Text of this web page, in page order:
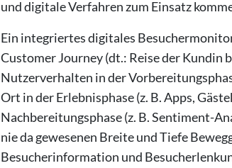
und digitale Verfahren zum Einsatz
Ein integriertes digitales
Customer Journey (dt.: Reise der Kundin
Nutzerverhalten in der
Ort in der Erlebnisphase (z. B. Apps,
Nachbereitungsphase (z. B. Sentiment-
nie da gewesenen Breite und Tiefe
Besucherinformation und